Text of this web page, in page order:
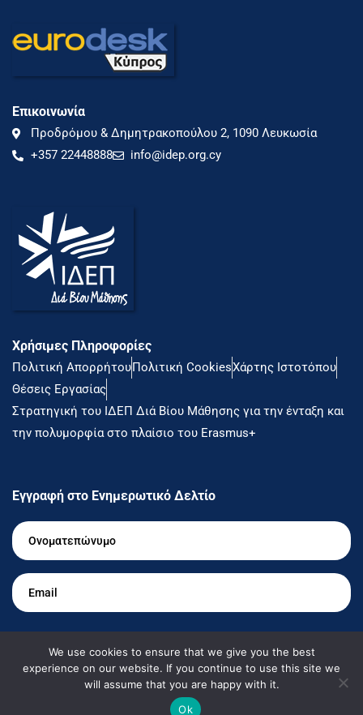
Επικοινωνία
Προδρόμου & Δημητρακοπούλου 2, 1090 Λευκωσία
+357 22448888
info@idep.org.cy
Χρήσιμες Πληροφορίες
Πολιτική ΑπορρήτουΠολιτική CookiesΧάρτης Ιστοτόπου
Θέσεις Εργασίας
Στρατηγική του ΙΔΕΠ Διά Βίου Μάθησης για την ένταξη και
την πολυμορφία στο πλαίσιο του Erasmus+
Εγγραφή στο Ενημερωτικό Δελτίο
Ονοματεπώνυμο
Email
Θέλω να ενημερώνομαι
We use cookies to ensure that we give you the best
experience on our website. If you continue to use this site we
will assume that you are happy with it.
Ok